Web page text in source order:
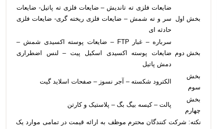
بخش اول
ضایعات فلزی ته تاندیش – ضایعات فلزی ته پاتیل- ضایعات
سر و ته شمش – ضایعات فلزی ریخته گری- ضایعات فلزی
حادثه ای
بخش دوم
سرباره – غبار FTP – ضایعات پوسته اکسیدی شمش –
ضایعات پوسته اکسیدی اسکیل پیت – لنس اضطراری
دمش پاتیل
بخش
سوم
الکترود شکسته – آجر نسوز – صفحات اسلاید گیت
بخش
چهارم
پالت – کیسه بیگ بگ – پلاستیک و کارتن
نکته: شرکت کنندگان محترم موظف به ارائه قیمت در تمامی موارد یک